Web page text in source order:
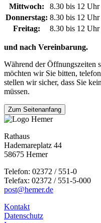
Mittwoch:
8.30 bis 12 Uhr
Donnerstag: 8.30 bis 12 Uhr
Freitag:
8.30 bis 12 Uhr
und nach Vereinbarung.
Während der Öffnungszeiten
möchten wir Sie bitten,
stellen wir sicher, dass Sie
müssen.
Zum Seitenanfang
Rathaus
Hademareplatz 44
58675 Hemer
Telefon: 02372 / 551-0
Telefax: 02372 / 551-5-000
post@hemer.de
Kontakt
Datenschutz